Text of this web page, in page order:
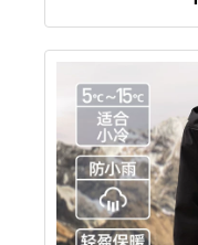
холодная